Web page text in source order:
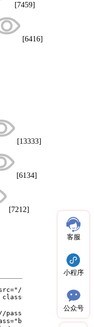
[7459]
[6416]
[13333]
[6134]
[7212]
客服
小程序
公众号